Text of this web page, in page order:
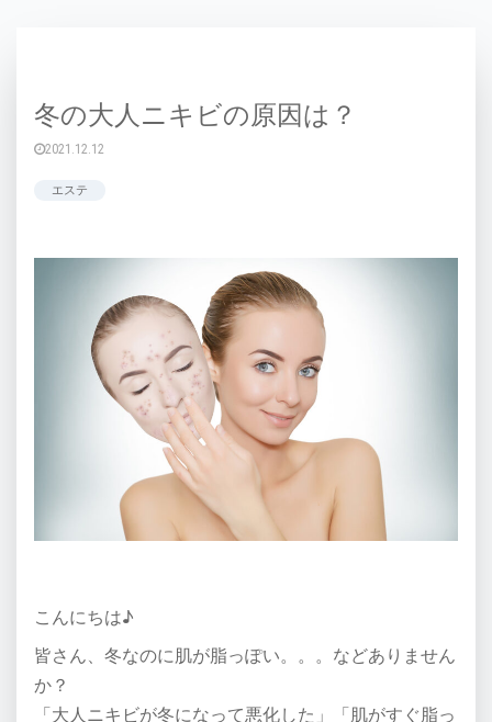
冬の大人ニキビの原因は？
2021.12.12
エステ
こんにちは♪
皆さん、冬なのに肌が脂っぽい。。。などありません
か？
「大人ニキビが冬になって悪化した」「肌がすぐ脂っ